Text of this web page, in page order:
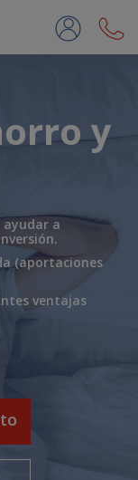
y
ayudar a
.
(aportaciones
ventajas